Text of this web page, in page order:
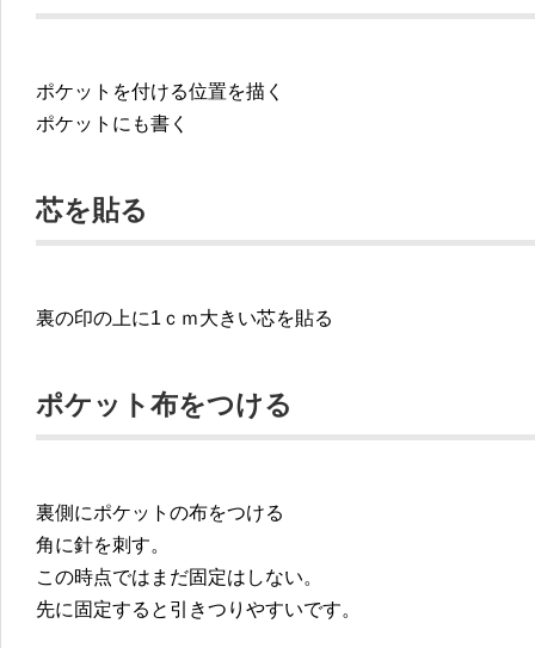
ポケットを付ける位置を描く
ポケットにも書く
芯を貼る
裏の印の上に1ｃｍ大きい芯を貼る
ポケット布をつける
裏側にポケットの布をつける
角に針を刺す。
この時点ではまだ固定はしない。
先に固定すると引きつりやすいです。